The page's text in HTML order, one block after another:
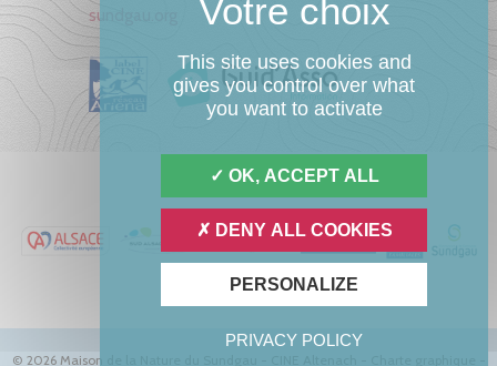
sundgau.org
© 2026 Maison de la Nature du Sundgau - CINE Altenach -
This site uses cookies and
gives you control over what
you want to activate
OK, ACCEPT ALL
DENY ALL COOKIES
PERSONALIZE
PRIVACY POLICY